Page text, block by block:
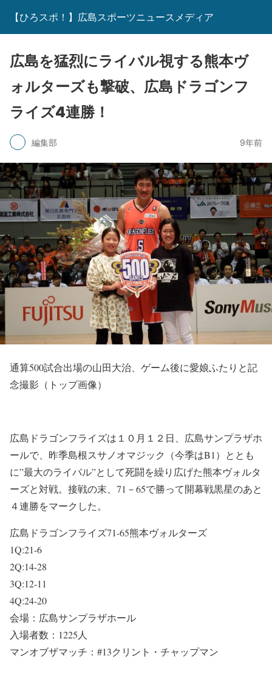
【ひろスポ！】広島スポーツニュースメディア
広島を猛烈にライバル視する熊本ヴ
ォルターズも撃破、広島ドラゴンフ
ライズ4連勝！
編集部 9年前
通算500試合出場の山田大治、ゲーム後に愛娘ふたりと記
念撮影（トップ画像）
広島ドラゴンフライズは１０月１２日、広島サンプラザホ
ールで、昨季島根スサノオマジック（今季はB1）ととも
に”最大のライバル”として死闘を繰り広げた熊本ヴォルタ
ーズと対戦。接戦の末、71－65で勝って開幕戦黒星のあと
４連勝をマークした。
広島ドラゴンフライズ71-65熊本ヴォルターズ
1Q:21-6
2Q:14-28
3Q:12-11
4Q:24-20
会場：広島サンプラザホール
入場者数：1225人
マンオブザマッチ：#13クリント・チャップマン